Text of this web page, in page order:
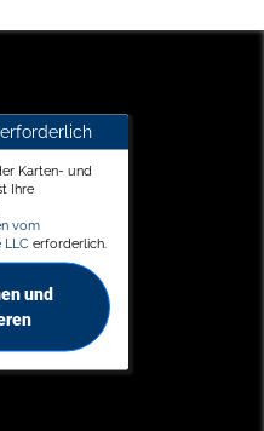
Karten- und
Ihre
vom
erforderlich.
und